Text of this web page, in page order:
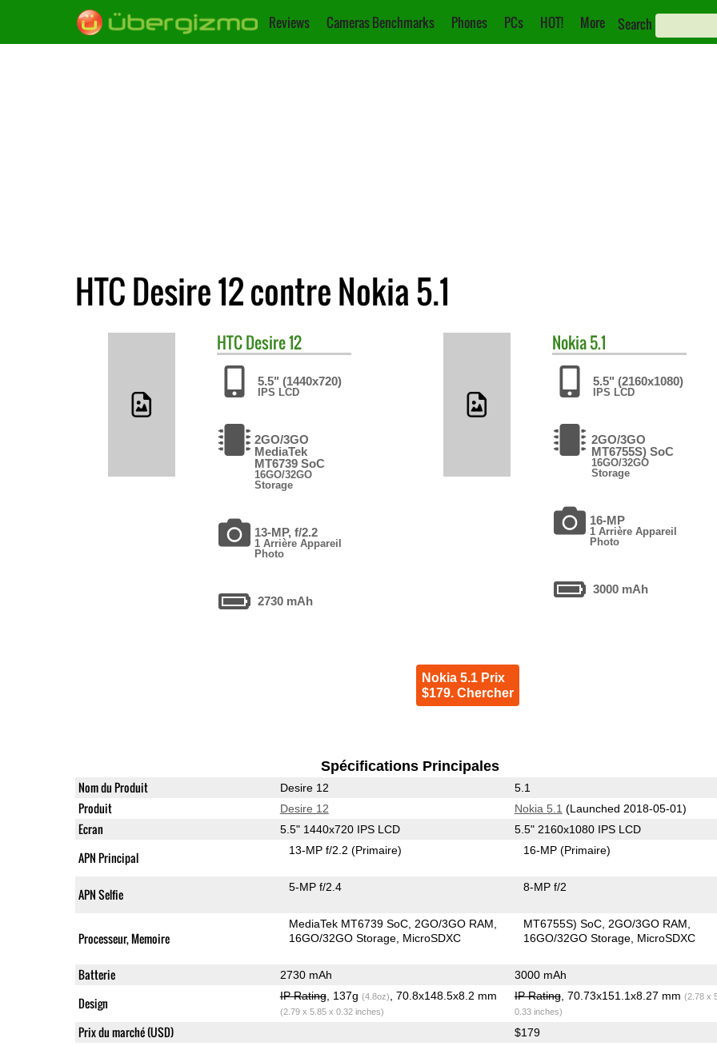
Reviews Cameras Benchmarks Phones PCs HOT! More Search
HTC Desire 12 contre Nokia 5.1
HTCDesire 12
5.5" (1440x720)
IPS LCD
2GO/3GO
MediaTek
MT6739 SoC
16GO/32GO
Storage
13-MP, f/2.2
1 Arrière Appareil
Photo
2730 mAh
Nokia5.1
5.5" (2160x1080)
IPS LCD
2GO/3GO
MT6755S) SoC
16GO/32GO
Storage
16-MP
1 Arrière Appareil
Photo
3000 mAh
Nokia 5.1 Prix
$179. Chercher
Spécifications Principales
Nom du Produit Desire 12 5.1
Produit Desire 12 Nokia 5.1 (Launched 2018-05-01)
Ecran 5.5" 1440x720 IPS LCD 5.5" 2160x1080 IPS LCD
APN Principal 13-MP f/2.2(Primaire) 16-MP(Primaire)
APN Selfie 5-MP f/2.4 8-MP f/2
Processeur, Memoire
MediaTek MT6739 SoC 2GO/3GO RAM
16GO/32GO Storage MicroSDXC
MT6755S) SoC 2GO/3GO RAM
16GO/32GO Storage MicroSDXC
Batterie 2730 mAh 3000 mAh
Design IP Rating, 137g (4.8oz) , 70.8x148.5x8.2 mm
(2.79 x 5.85 x 0.32 inches)
IP Rating, 70.73x151.1x8.27 mm (2.78 x
0.33 inches)
Prix du marché (USD) $179